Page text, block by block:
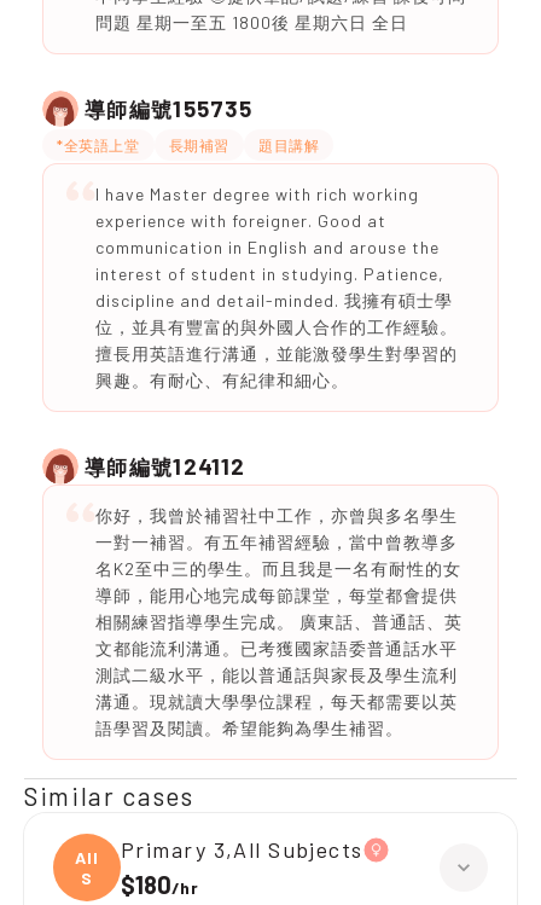
問題 星期一至五 1800後 星期六日 全日
導師編號155735
*全英語上堂 長期補習 題目講解
I have Master degree with rich working
experience with foreigner. Good at
communication in English and arouse the
interest of student in studying. Patience,
discipline and detail-minded. 我擁有碩士學
位，並具有豐富的與外國人合作的工作經驗。
擅長用英語進行溝通，並能激發學生對學習的
興趣。有耐心、有紀律和細心。
導師編號124112
你好，我曾於補習社中工作，亦曾與多名學生
一對一補習。有五年補習經驗，當中曾教導多
名K2至中三的學生。而且我是一名有耐性的女
導師，能用心地完成每節課堂，每堂都會提供
相關練習指導學生完成。 廣東話、普通話、英
文都能流利溝通。已考獲國家語委普通話水平
測試二級水平，能以普通話與家長及學生流利
溝通。現就讀大學學位課程，每天都需要以英
語學習及閱讀。希望能夠為學生補習。
Similar cases
All
S
Primary 3,All Subjects
$180/hr